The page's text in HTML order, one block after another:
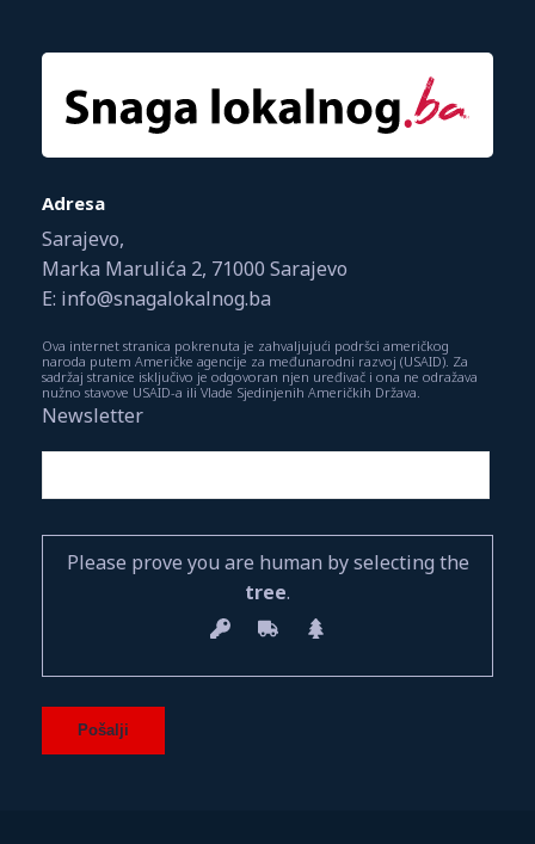
Adresa
Sarajevo,
Marka Marulića 2, 71000 Sarajevo
E: info@snagalokalnog.ba
Ova internet stranica pokrenuta je zahvaljujući podršci američkog
naroda putem Američke agencije za međunarodni razvoj (USAID). Za
sadržaj stranice isključivo je odgovoran njen uređivač i ona ne odražava
nužno stavove USAID-a ili Vlade Sjedinjenih Američkih Država.
Newsletter
Please prove you are human by selecting the
tree.